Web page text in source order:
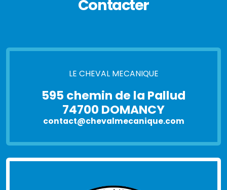
Contacter
LE CHEVAL MECANIQUE
595 chemin de la Pallud
74700 DOMANCY
contact@chevalmecanique.com